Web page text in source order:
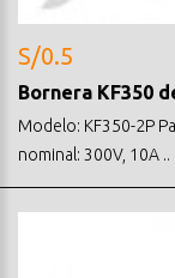
S/0.5
Bornera KF350
Modelo: KF350-2P
nominal: 300V, 10A ..